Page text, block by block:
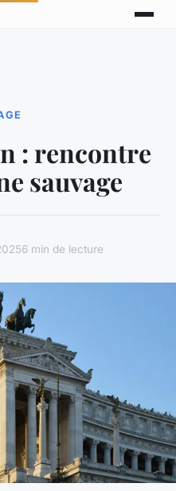
: rencontre
sauvage
6 min de lecture